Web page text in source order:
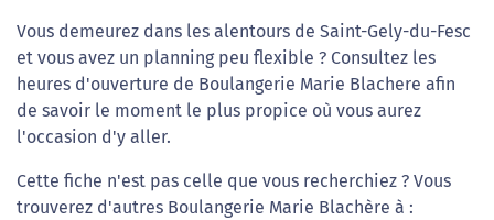
Vous demeurez dans les alentours de Saint-Gely-du-Fesc
et vous avez un planning peu flexible ? Consultez les
heures d'ouverture de Boulangerie Marie Blachere afin
de savoir le moment le plus propice où vous aurez
l'occasion d'y aller.
Cette fiche n'est pas celle que vous recherchiez ? Vous
trouverez d'autres Boulangerie Marie Blachère à :